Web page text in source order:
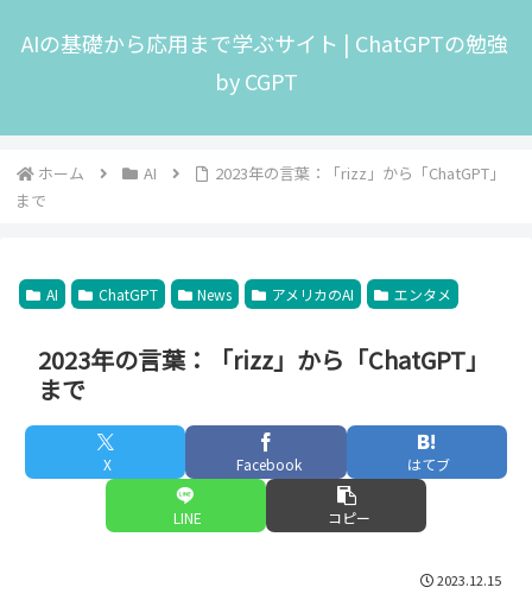
AIの基礎から応用まで学ぶサイト | ChatGPTの勉強
by CGPT
ホーム AI
2023年の言葉：「rizz」から「ChatGPT」
まで
AI ChatGPT News アメリカのAI エンタメ
2023年の言葉：「rizz」から「ChatGPT」
まで
X Facebook はてブ
LINE コピー
2023.12.15